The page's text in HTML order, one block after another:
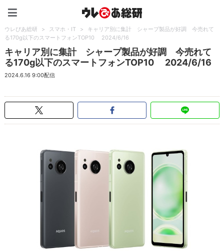
ウレぴあ総研 > スマホ・IT >
キャリア別に集計 シャープ製品が好調 今売れて
る170g以下のスマートフォンTOP10 2024/6/16
キャリア別に集計 シャープ製品が好調 今売れて
る170g以下のスマートフォンTOP10 2024/6/16
2024.6.16 9:00配信